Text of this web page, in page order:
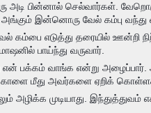
அடி பின்னால் செல்வார்கள்.
அங்கும் இன்னொரு வேல் கம்பு வந்து
எடுத்து தரையில் ஊன்றி
பாய்ந்து வருவார்.
பக்கம் வாங்க என்று அழைப்பார்.
மீது அவர்களை ஏறிக்
அழிக்க முடியாது.